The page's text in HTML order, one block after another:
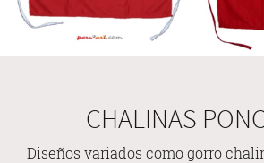
CHALINAS
Diseños variados como gorro